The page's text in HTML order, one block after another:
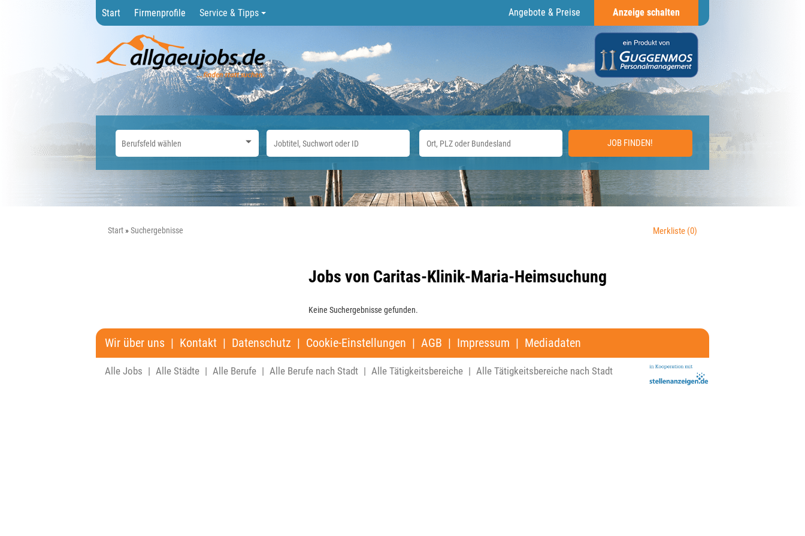
Start Firmenprofile Service & Tipps Angebote & Preise Anzeige schalten
JOB FINDEN!
Start Suchergebnisse Merkliste (0)
Jobs von Caritas-Klinik-Maria-Heimsuchung
Keine Suchergebnisse gefunden.
Wir über uns | Kontakt | Datenschutz | Cookie-Einstellungen | AGB | Impressum | Mediadaten
Alle Jobs | Alle Städte | Alle Berufe | Alle Berufe nach Stadt | Alle Tätigkeitsbereiche | Alle Tätigkeitsbereiche nach Stadt